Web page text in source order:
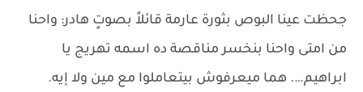
جحظت عينا البوص بثورة عارمة قائلاً بصوتٍ هادر: واحنا
من امتى واحنا بنخسر مناقصة ده اسمه تهريج يا
ابراهيم…. هما ميعرفوش بيتعاملوا مع مين ولا إيه.